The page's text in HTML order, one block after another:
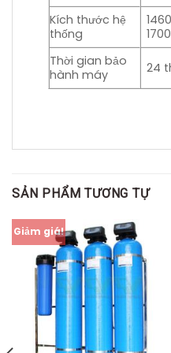
Kích thước hệ
thống
Thời gian bảo
hành máy
24
SẢN PHẨM TƯƠNG TỰ
Giảm giá!